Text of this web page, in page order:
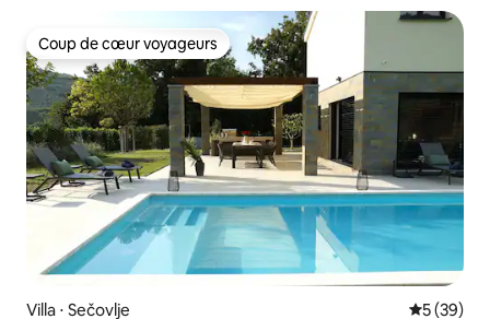
Coup de cœur voyageurs
Coup de cœur voyageurs
Villa ⋅ Sečovlje
5 (39)